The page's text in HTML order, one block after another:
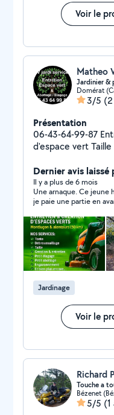
Voir le
Jardinier &
Domérat
3/5
Présentation
06-43-64-99-87
d'espace vert Taille , tonte , engazonnement ,
dessouchage ,
professionnel ou particulier Entreprise
gratuit et travail
intervention rapide
Dernier avis laissé
Il y a plus de 6 mois
Une arnaque. Ce jeune
je paie une partie en
n’est jamais passé pour
fois,. Absolument pas
Jardinage
Voir le
Touche a
Bézenet
5/5 (1